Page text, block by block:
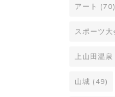
アート (70)
スポーツ大
上山田温泉
山城 (49)